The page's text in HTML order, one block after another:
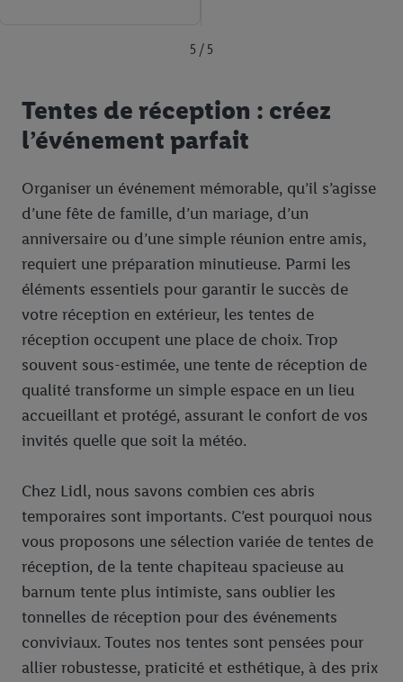
5 / 5
Tentes de réception : créez
l’événement parfait
Organiser un événement mémorable, qu’il s’agisse
d’une fête de famille, d’un mariage, d’un
anniversaire ou d’une simple réunion entre amis,
requiert une préparation minutieuse. Parmi les
éléments essentiels pour garantir le succès de
votre réception en extérieur, les tentes de
réception occupent une place de choix. Trop
souvent sous-estimée, une tente de réception de
qualité transforme un simple espace en un lieu
accueillant et protégé, assurant le confort de vos
invités quelle que soit la météo.
Chez Lidl, nous savons combien ces abris
temporaires sont importants. C’est pourquoi nous
vous proposons une sélection variée de tentes de
réception, de la tente chapiteau spacieuse au
barnum tente plus intimiste, sans oublier les
tonnelles de réception pour des événements
conviviaux. Toutes nos tentes sont pensées pour
allier robustesse, praticité et esthétique, à des prix